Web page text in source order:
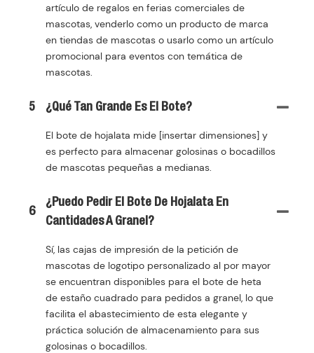
artículo de regalos en ferias comerciales de
mascotas, venderlo como un producto de marca
en tiendas de mascotas o usarlo como un artículo
promocional para eventos con temática de
mascotas.
5 ¿Qué Tan Grande Es El Bote?
El bote de hojalata mide [insertar dimensiones] y
es perfecto para almacenar golosinas o bocadillos
de mascotas pequeñas a medianas.
6
¿Puedo Pedir El Bote De Hojalata En
Cantidades A Granel?
Sí, las cajas de impresión de la petición de
mascotas de logotipo personalizado al por mayor
se encuentran disponibles para el bote de heta
de estaño cuadrado para pedidos a granel, lo que
facilita el abastecimiento de esta elegante y
práctica solución de almacenamiento para sus
golosinas o bocadillos.